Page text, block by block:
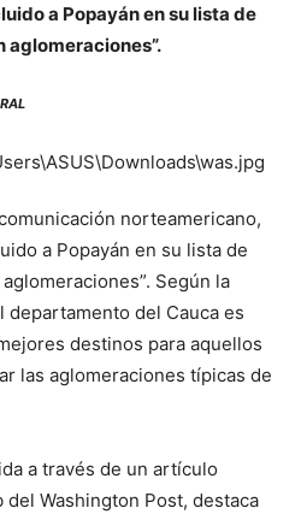
a Popayán en su lista de
aglomeraciones”.
norteamericano,
a Popayán en su lista de
Según la
departamento del Cauca es
destinos para aquellos
las aglomeraciones típicas de
a través de un artículo
Washington Post, destaca